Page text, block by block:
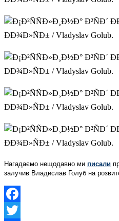
Нагадаємо нещодавно ми писали
залучив Владислав Голуб на
Facebook